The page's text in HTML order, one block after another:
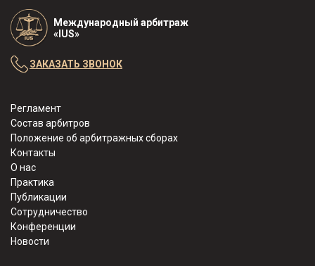
Международный арбитраж
«IUS»
Регламент
Состав арбитров
Положение об арбитражных сборах
Контакты
О нас
Практика
Публикации
Сотрудничество
Конференции
Новости
ЗАКАЗАТЬ ЗВОНОК